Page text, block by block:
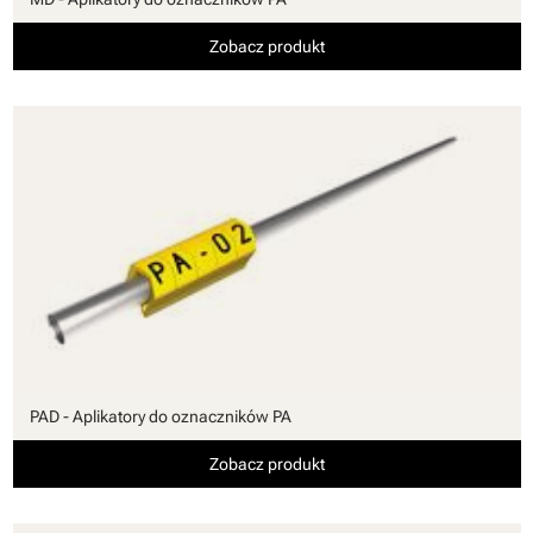
Zobacz produkt
PAD - Aplikatory do oznaczników PA
Zobacz produkt